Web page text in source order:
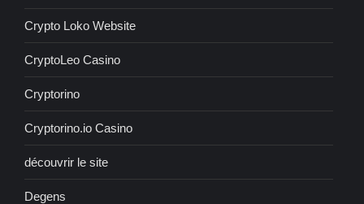
Crypto Loko Website
CryptoLeo Casino
Cryptorino
Cryptorino.io Casino
découvrir le site
Degens